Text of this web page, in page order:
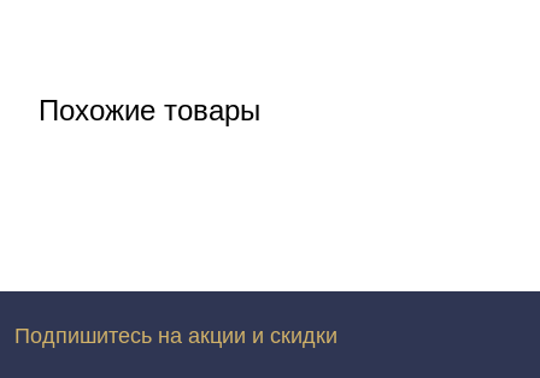
Похожие товары
Подпишитесь на акции и скидки